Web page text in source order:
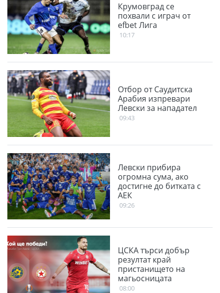
Крумовград се
похвали с играч от
efbet Лига
10:17
Отбор от Саудитска
Арабия изпревари
Левски за нападател
09:43
Левски прибира
огромна сума, ако
достигне до битката с
АЕК
09:26
ЦСКА търси добър
резултат край
пристанището на
магьосницата
08:00